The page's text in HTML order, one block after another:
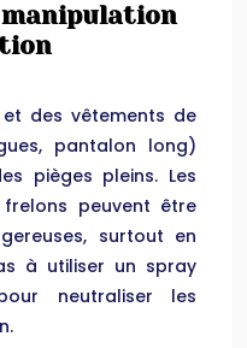
des vêtements de
pantalon long)
pièges pleins. Les
peuvent être
surtout en
à utiliser un spray
neutraliser les